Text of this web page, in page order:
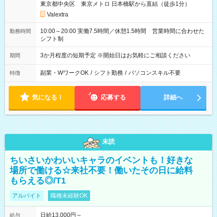
東京都中央区 東京メトロ 日本橋駅から直結（徒歩1分）
Valextra
勤務時間
10:00～20:00 実働7.5時間／休憩1.5時間 営業時間に合わせた
シフト制
期間 3か月程度の短期予定 ※開始日はお気軽にご相談ください
特徴 副業・WワークOK / シフト勤務 / パソコンスキル不要
気になる！ 応募する 詳細へ
未読
ちいさいかわいいキャラのイベントも！好きな
場所で働ける☆来社不要！働いたその日に給料
もらえる◎/T1
アルバイト 職種未経験OK
給与
日給13,000円～